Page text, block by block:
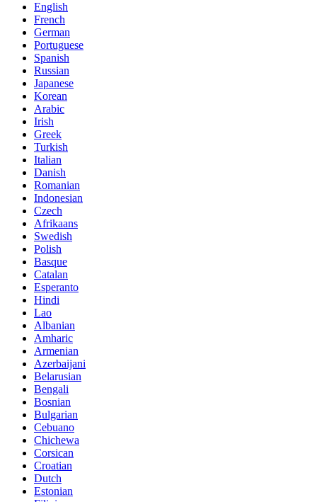
English
French
German
Portuguese
Spanish
Russian
Japanese
Korean
Arabic
Irish
Greek
Turkish
Italian
Danish
Romanian
Indonesian
Czech
Afrikaans
Swedish
Polish
Basque
Catalan
Esperanto
Hindi
Lao
Albanian
Amharic
Armenian
Azerbaijani
Belarusian
Bengali
Bosnian
Bulgarian
Cebuano
Chichewa
Corsican
Croatian
Dutch
Estonian